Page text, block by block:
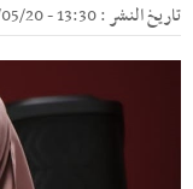
تاريخ النشر : 13:30 - 2026/05/20